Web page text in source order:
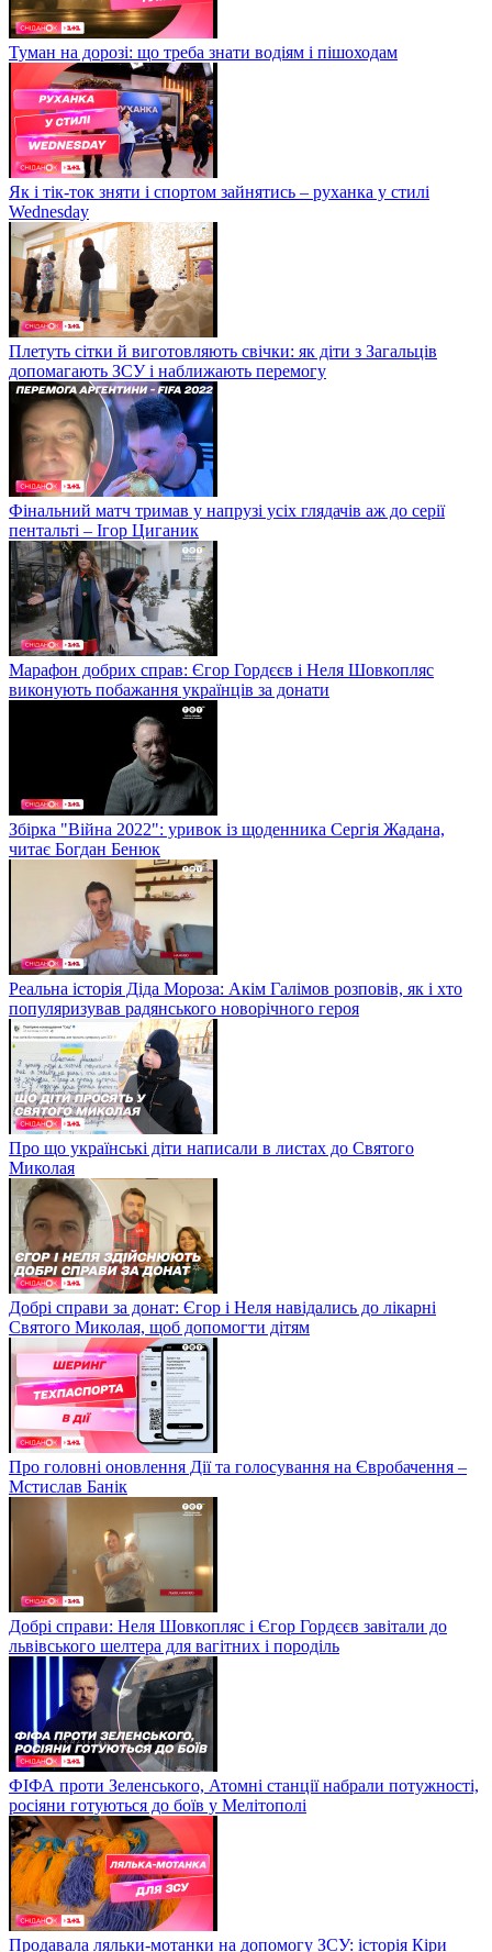
Туман на дорозі: що треба знати водіям і пішоходам
Як і тік-ток зняти і спортом зайнятись – руханка у стилі
Wednesday
Плетуть сітки й виготовляють свічки: як діти з Загальців
допомагають ЗСУ і наближають перемогу
Фінальний матч тримав у напрузі усіх глядачів аж до серії
пентальті – Ігор Циганик
Марафон добрих справ: Єгор Гордєєв і Неля Шовкопляс
виконують побажання українців за донати
Збірка "Війна 2022": уривок із щоденника Сергія Жадана,
читає Богдан Бенюк
Реальна історія Діда Мороза: Акім Галімов розповів, як і хто
популяризував радянського новорічного героя
Про що українські діти написали в листах до Святого
Миколая
Добрі справи за донат: Єгор і Неля навідались до лікарні
Святого Миколая, щоб допомогти дітям
Про головні оновлення Дії та голосування на Євробачення –
Мстислав Банік
Добрі справи: Неля Шовкопляс і Єгор Гордєєв завітали до
львівського шелтера для вагітних і породіль
ФІФА проти Зеленського, Атомні станції набрали потужності,
росіяни готуються до боїв у Мелітополі
Продавала ляльки-мотанки на допомогу ЗСУ: історія Кіри